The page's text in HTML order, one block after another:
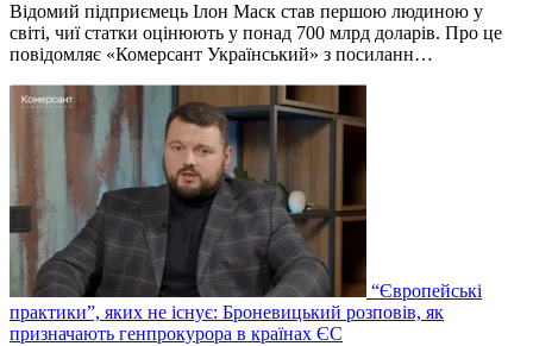
Відомий підприємець Ілон Маск став першою людиною у
світі, чиї статки оцінюють у понад 700 млрд доларів. Про це
повідомляє «Комерсант Український» з посиланн…
“Європейські
практики”, яких не існує: Броневицький розповів, як
призначають генпрокурора в країнах ЄС